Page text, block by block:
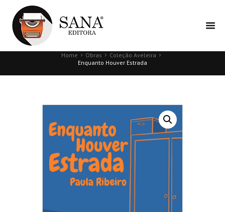
Home Obras
Coleção Aveleira
Enquanto Houver Estrada